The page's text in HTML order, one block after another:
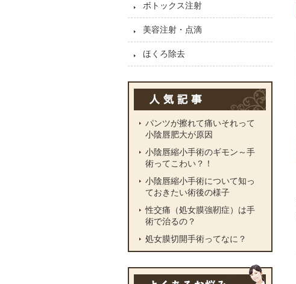
ボトックス注射
美容注射・点滴
ほくろ除去
パンツが擦れて痛いそれって
小陰唇肥大が原因
小陰唇縮小手術のギモン～手
術ってこわい？！
小陰唇縮小手術について知っ
ておきたい術後の様子
性交痛（処女膜強靭症）は手
術で治るの？
処女膜切開手術ってなに？